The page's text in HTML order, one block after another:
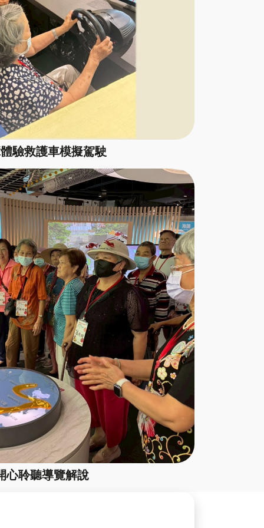
驗救護車模擬駕駛
聆聽導覽解說